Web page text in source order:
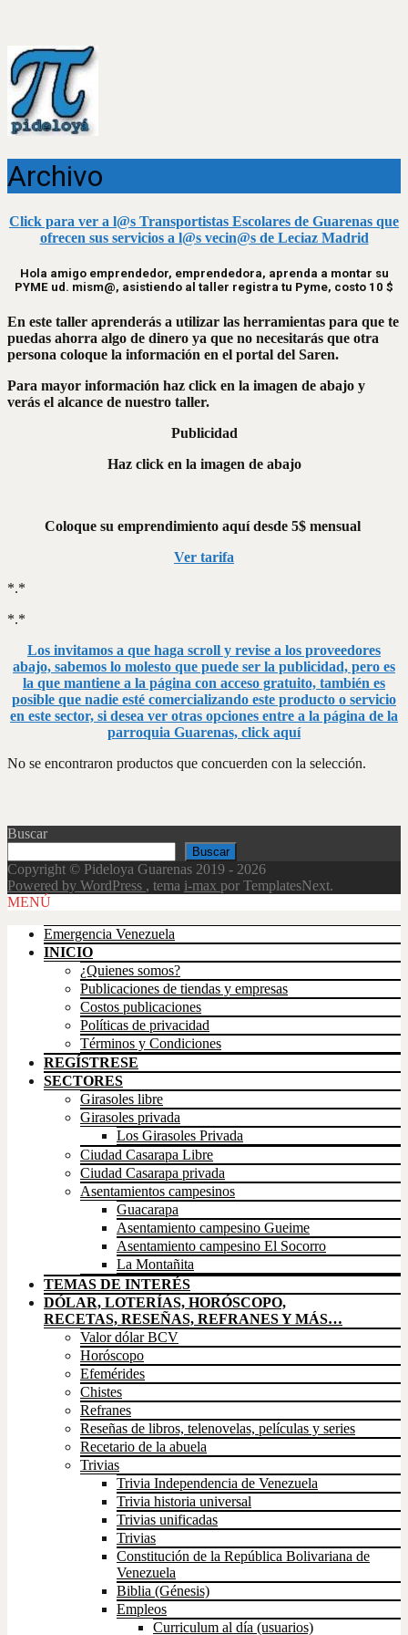
Archivo
Click para ver a l@s Transportistas Escolares de Guarenas que
ofrecen sus servicios a l@s vecin@s de Leciaz Madrid
Hola amigo emprendedor, emprendedora, aprenda a montar su
PYME ud. mism@, asistiendo al taller registra tu Pyme, costo 10 $
En este taller aprenderás a utilizar las herramientas para que te
puedas ahorra algo de dinero ya que no necesitarás que otra
persona coloque la información en el portal del Saren.
Para mayor información haz click en la imagen de abajo y
verás el alcance de nuestro taller.
Publicidad
Haz click en la imagen de abajo
Coloque su emprendimiento aquí desde 5$ mensual
Ver tarifa
*.*
*.*
Los invitamos a que haga scroll y revise a los proveedores
abajo, sabemos lo molesto que puede ser la publicidad, pero es
la que mantiene a la página con acceso gratuito, también es
posible que nadie esté comercializando este producto o servicio
en este sector, si desea ver otras opciones entre a la página de la
parroquia Guarenas, click aquí
No se encontraron productos que concuerden con la selección.
Buscar
Buscar
Copyright © Pideloya Guarenas 2019 - 2026
Powered by WordPress , tema i-max por TemplatesNext.
Scroll
MENÚ
Emergencia Venezuela
INICIO
¿Quienes somos?
Publicaciones de tiendas y empresas
Costos publicaciones
Políticas de privacidad
Términos y Condiciones
REGÍSTRESE
SECTORES
Girasoles libre
Girasoles privada
Los Girasoles Privada
Ciudad Casarapa Libre
Ciudad Casarapa privada
Asentamientos campesinos
Guacarapa
Asentamiento campesino Gueime
Asentamiento campesino El Socorro
La Montañita
TEMAS DE INTERÉS
DÓLAR, LOTERÍAS, HORÓSCOPO,
RECETAS, RESEÑAS, REFRANES Y MÁS…
Valor dólar BCV
Horóscopo
Efemérides
Chistes
Refranes
Reseñas de libros, telenovelas, películas y series
Recetario de la abuela
Trivias
Trivia Independencia de Venezuela
Trivia historia universal
Trivias unificadas
Trivias
Constitución de la República Bolivariana de
Venezuela
Biblia (Génesis)
Empleos
Curriculum al día (usuarios)